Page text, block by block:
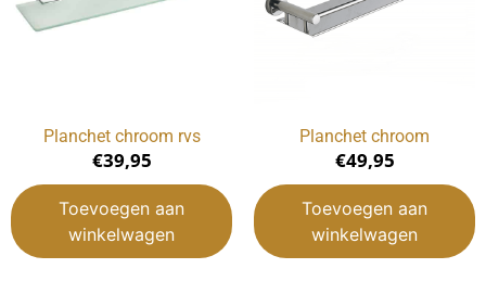
Planchet chroom rvs
€39,95
Toevoegen aan
winkelwagen
Planchet chroom
€49,95
Toevoegen aan
winkelwagen